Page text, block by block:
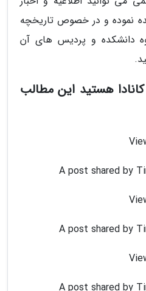
نموده و در خصوص تاریخچه
دانشکده و پردیس های آن
هستید این مطالب
A post shared by
A post shared by
A post shared by